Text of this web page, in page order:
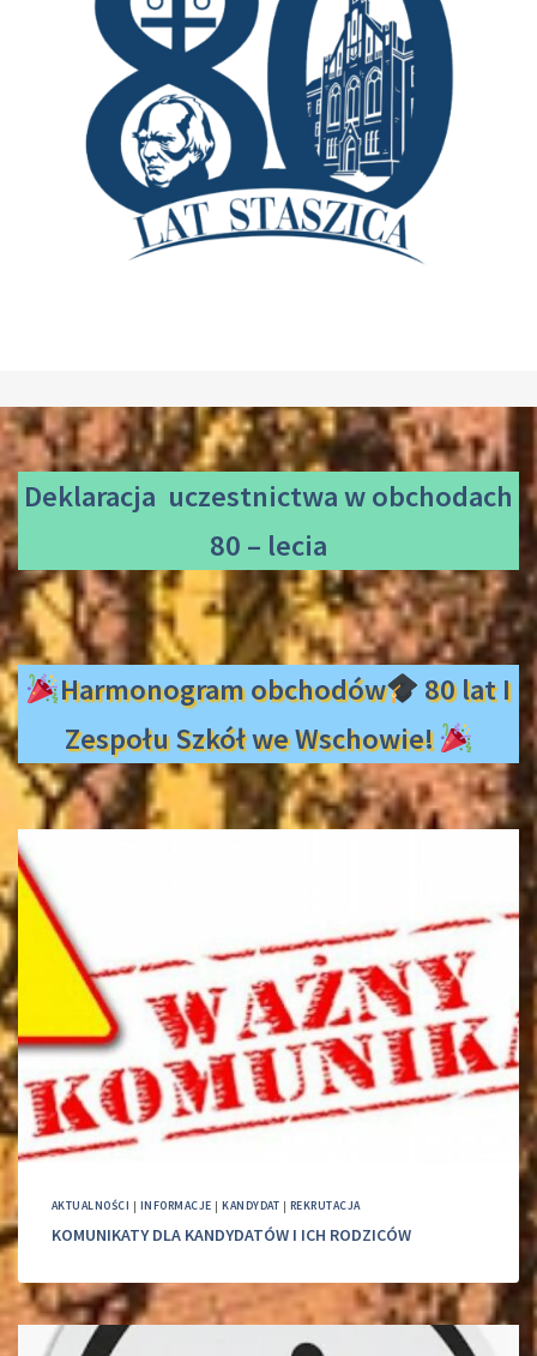
Deklaracja uczestnictwaw obchodach
80 – lecia
Harmonogram obchodów
80 lat I
Zespołu Szkół we Wschowie!
AKTUALNOŚCI | INFORMACJE |KANDYDAT | REKRUTACJA
KOMUNIKATY DLA KANDYDATÓW I ICH RODZICÓW